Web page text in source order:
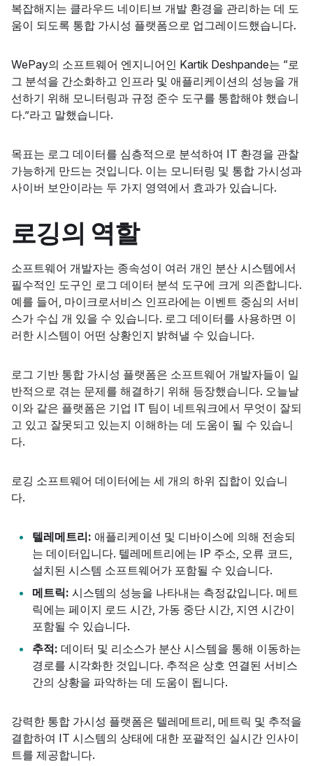
복잡해지는 클라우드 네이티브 개발 환경을 관리하는 데 도
움이 되도록 통합 가시성 플랫폼으로 업그레이드했습니다.
WePay의 소프트웨어 엔지니어인 Kartik Deshpande는 “로
그 분석을 간소화하고 인프라 및 애플리케이션의 성능을 개
선하기 위해 모니터링과 규정 준수 도구를 통합해야 했습니
다.”라고 말했습니다.
목표는 로그 데이터를 심층적으로 분석하여 IT 환경을 관찰
가능하게 만드는 것입니다. 이는 모니터링 및 통합 가시성과
사이버 보안이라는 두 가지 영역에서 효과가 있습니다.
로깅의 역할
소프트웨어 개발자는 종속성이 여러 개인 분산 시스템에서
필수적인 도구인 로그 데이터 분석 도구에 크게 의존합니다.
예를 들어, 마이크로서비스 인프라에는 이벤트 중심의 서비
스가 수십 개 있을 수 있습니다. 로그 데이터를 사용하면 이
러한 시스템이 어떤 상황인지 밝혀낼 수 있습니다.
로그 기반 통합 가시성 플랫폼은 소프트웨어 개발자들이 일
반적으로 겪는 문제를 해결하기 위해 등장했습니다. 오늘날
이와 같은 플랫폼은 기업 IT 팀이 네트워크에서 무엇이 잘되
고 있고 잘못되고 있는지 이해하는 데 도움이 될 수 있습니
다.
로깅 소프트웨어 데이터에는 세 개의 하위 집합이 있습니
다.
텔레메트리: 애플리케이션 및 디바이스에 의해 전송되
는 데이터입니다. 텔레메트리에는 IP 주소, 오류 코드,
설치된 시스템 소프트웨어가 포함될 수 있습니다.
메트릭: 시스템의 성능을 나타내는 측정값입니다. 메트
릭에는 페이지 로드 시간, 가동 중단 시간, 지연 시간이
포함될 수 있습니다.
추적: 데이터 및 리소스가 분산 시스템을 통해 이동하는
경로를 시각화한 것입니다. 추적은 상호 연결된 서비스
간의 상황을 파악하는 데 도움이 됩니다.
강력한 통합 가시성 플랫폼은 텔레메트리, 메트릭 및 추적을
결합하여 IT 시스템의 상태에 대한 포괄적인 실시간 인사이
트를 제공합니다.